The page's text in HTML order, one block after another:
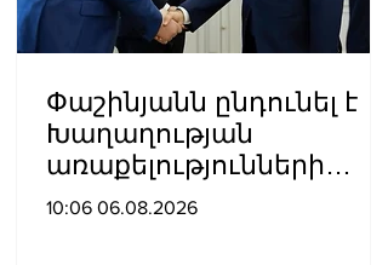
Փաշինյանն ընդունել է
Խաղաղության
առաքելությունների
հարցերով ԱՄՆ հատուկ
10:06 06.08.2026